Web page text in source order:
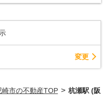
線尼崎周辺の住まい探しはお
変更
崎市の不動産TOP > 杭瀬駅 (阪